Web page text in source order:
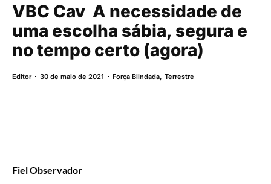
VBC Cav  A necessidade de
uma escolha sábia, segura e
no tempo certo (agora)
Editor 30 de maio de 2021 Força Blindada,Terrestre
Fiel Observador